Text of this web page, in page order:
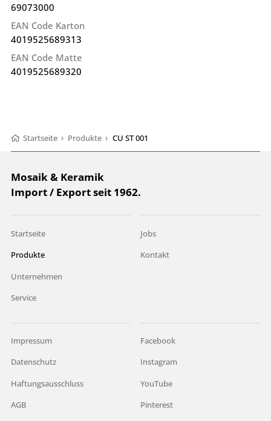
69073000
EAN Code Karton
4019525689313
EAN Code Matte
4019525689320
Startseite › Produkte › CU ST 001
Mosaik & Keramik
Import / Export seit 1962.
Startseite
Produkte
Unternehmen
Service
Jobs
Kontakt
Impressum
Datenschutz
Haftungsausschluss
AGB
Facebook
Instagram
YouTube
Pinterest